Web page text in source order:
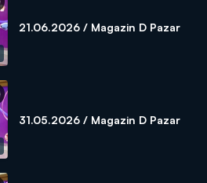
21.06.2026 / Magazin D Pazar
31.05.2026 / Magazin D Pazar